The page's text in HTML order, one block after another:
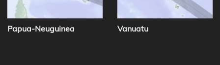
Papua-Neuguinea Vanuatu